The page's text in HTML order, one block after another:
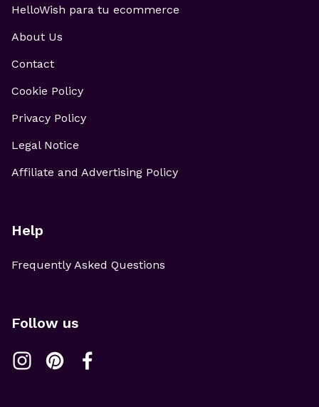
HelloWish para tu ecommerce
About Us
Contact
Cookie Policy
Privacy Policy
Legal Notice
Affiliate and Advertising Policy
Help
Frequently Asked Questions
Follow us